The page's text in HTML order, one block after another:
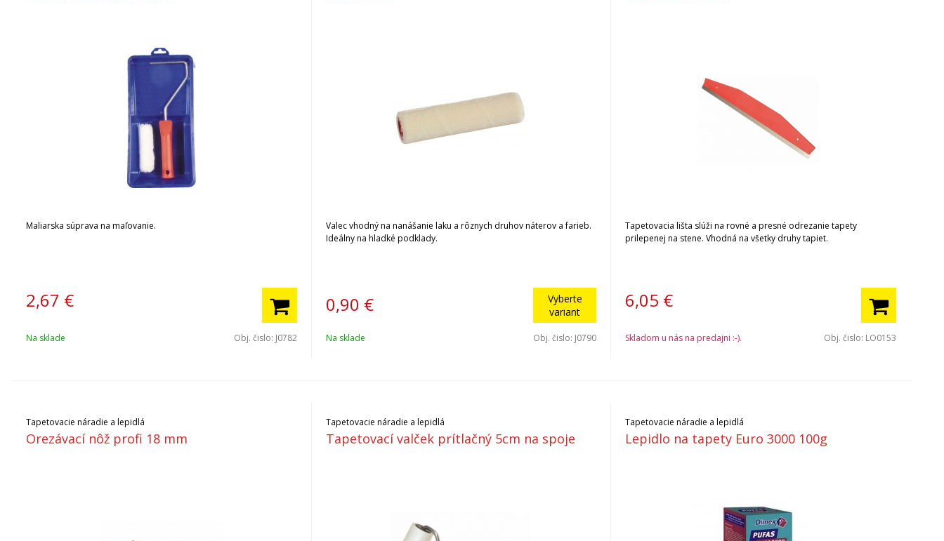
Maliarska súprava na maľovanie.
2,67 €
Na sklade Obj. čislo: J0782
Valec vhodný na nanášanie laku a rôznych druhov náterov a farieb.
Ideálny na hladké podklady.
0,90 €
Vyberte
variant
Na sklade Obj. čislo: J0790
Tapetovacia lišta slúži na rovné a presné odrezanie tapety
prilepenej na stene. Vhodná na všetky druhy tapiet.
6,05 €
Skladom u nás na predajni :-). Obj. čislo: LO0153
Tapetovacie náradie a lepidlá
Orezávací nôž profi 18 mm
Tapetovacie náradie a lepidlá
Tapetovací valček prítlačný 5cm na spoje
Tapetovacie náradie a lepidlá
Lepidlo na tapety Euro 3000 100g